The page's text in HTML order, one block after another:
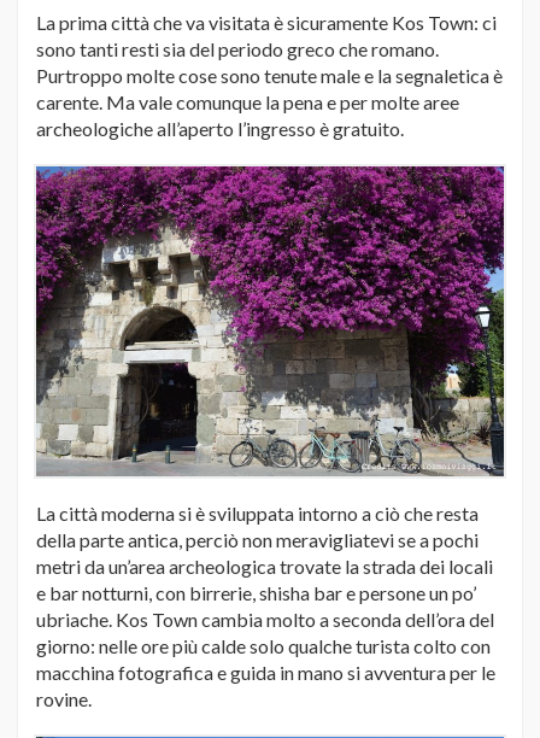
La prima città che va visitata è sicuramente Kos Town: ci
sono tanti resti sia del periodo greco che romano.
Purtroppo molte cose sono tenute male e la segnaletica è
carente. Ma vale comunque la pena e per molte aree
archeologiche all’aperto l’ingresso è gratuito.
La città moderna si è sviluppata intorno a ciò che resta
della parte antica, perciò non meravigliatevi se a pochi
metri da un’area archeologica trovate la strada dei locali
e bar notturni, con birrerie, shisha bar e persone un po’
ubriache. Kos Town cambia molto a seconda dell’ora del
giorno: nelle ore più calde solo qualche turista colto con
macchina fotografica e guida in mano si avventura per le
rovine.